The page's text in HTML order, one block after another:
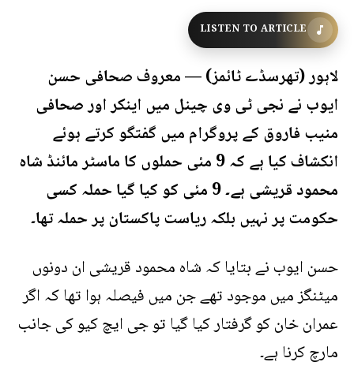
LISTEN TO ARTICLE
لاہور (تھرسڈے ٹائمز) — معروف صحافی حسن
ایوب نے نجی ٹی وی چینل میں اینکر اور صحافی
منیب فاروق کے پروگرام میں گفتگو کرتے ہوئے
انکشاف کیا ہے کہ 9 مئی حملوں کا ماسٹر مائنڈ شاہ
محمود قریشی ہے۔ 9 مئی کو کیا گیا حملہ کسی
حکومت پر نہیں بلکہ ریاست پاکستان پر حملہ تھا۔
حسن ایوب نے بتایا کہ شاہ محمود قریشی ان دونوں
میٹنگز میں موجود تھے جن میں فیصلہ ہوا تھا کہ اگر
عمران خان کو گرفتار کیا گیا تو جی ایچ کیو کی جانب
مارچ کرنا ہے۔